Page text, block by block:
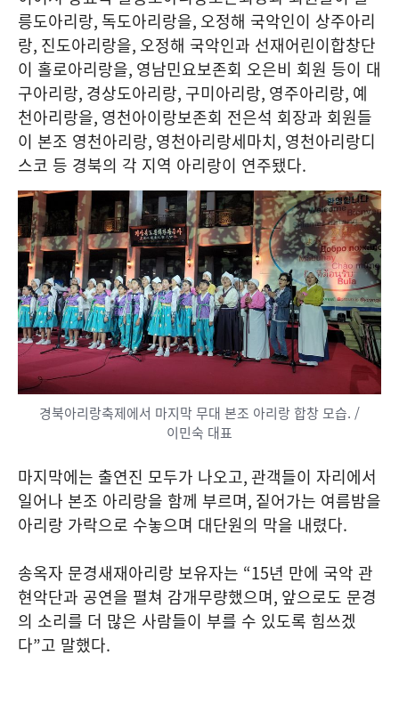
릉도아리랑, 독도아리랑을, 오정해 국악인이 상주아리
랑, 진도아리랑을, 오정해 국악인과 선재어린이합창단
이 홀로아리랑을, 영남민요보존회 오은비 회원 등이 대
구아리랑, 경상도아리랑, 구미아리랑, 영주아리랑, 예
천아리랑을, 영천아이랑보존회 전은석 회장과 회원들
이 본조 영천아리랑, 영천아리랑세마치, 영천아리랑디
스코 등 경북의 각 지역 아리랑이 연주됐다.
경북아리랑축제에서 마지막 무대 본조 아리랑 합창 모습. /
이민숙 대표
마지막에는 출연진 모두가 나오고, 관객들이 자리에서
일어나 본조 아리랑을 함께 부르며, 짙어가는 여름밤을
아리랑 가락으로 수놓으며 대단원의 막을 내렸다.
송옥자 문경새재아리랑 보유자는 “15년 만에 국악 관
현악단과 공연을 펼쳐 감개무량했으며, 앞으로도 문경
의 소리를 더 많은 사람들이 부를 수 있도록 힘쓰겠
다”고 말했다.